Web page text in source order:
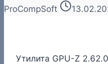
ProCompSoft
Утилита GPU-Z